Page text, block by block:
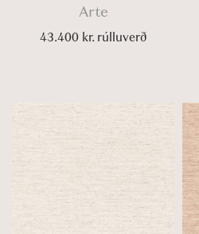
Arte
43.400 kr.rúlluverð